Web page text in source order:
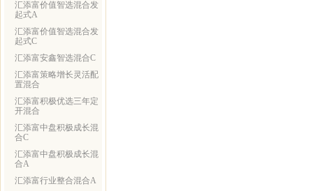
汇添富价值智选混合发
起式A
汇添富价值智选混合发
起式C
汇添富安鑫智选混合C
汇添富策略增长灵活配
置混合
汇添富积极优选三年定
开混合
汇添富中盘积极成长混
合C
汇添富中盘积极成长混
合A
汇添富行业整合混合A